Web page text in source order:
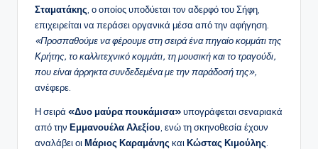
Σταματάκης , ο οποίος υποδύεται τον αδερφό του Σήφη,
επιχειρείται να περάσει οργανικά μέσα από την αφήγηση.
«Προσπαθούμε να φέρουμε στη σειρά ένα πηγαίο κομμάτι της
Κρήτης, το καλλιτεχνικό κομμάτι, τη μουσική και το τραγούδι,
που είναι άρρηκτα συνδεδεμένα με την παράδοσή της»,
ανέφερε.
Η σειρά «Δυο μαύρα πουκάμισα»υπογράφεται σεναριακά
από την Εμμανουέλα Αλεξίου , ενώ τη σκηνοθεσία έχουν
αναλάβει οι Μάριος Καραμάνης και Κώστας Κιμούλης